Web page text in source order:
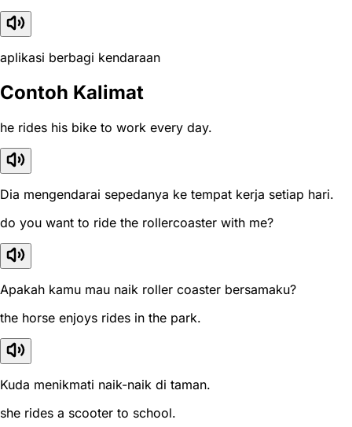
aplikasi berbagi kendaraan
Contoh Kalimat
he rides his bike to work every day.
Dia mengendarai sepedanya ke tempat kerja setiap hari.
do you want to ride the rollercoaster with me?
Apakah kamu mau naik roller coaster bersamaku?
the horse enjoys rides in the park.
Kuda menikmati naik-naik di taman.
she rides a scooter to school.